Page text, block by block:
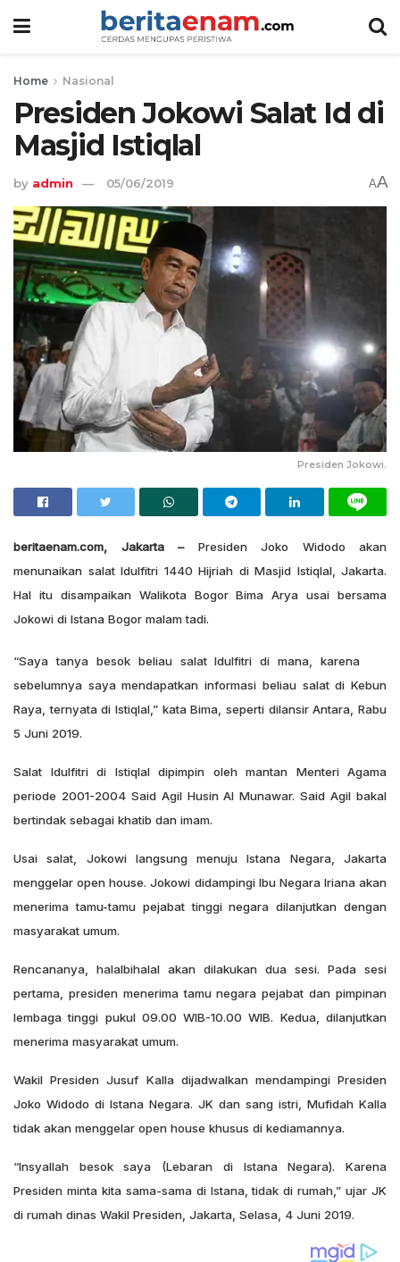
Home Nasional
Presiden Jokowi Salat Id di
Masjid Istiqlal
by admin 05/06/2019 AA
Presiden Jokowi.
beritaenam.com, Jakarta –Presiden Joko Widodo akan
menunaikan salat Idulfitri 1440 Hijriah di Masjid Istiqlal, Jakarta.
Hal itu disampaikan Walikota Bogor Bima Arya usai bersama
Jokowi di Istana Bogor malam tadi.
“Saya tanya besok beliau salat Idulfitri di mana, karena
sebelumnya saya mendapatkan informasi beliau salat di Kebun
Raya, ternyata di Istiqlal,” kata Bima, seperti dilansir Antara, Rabu
5 Juni 2019.
Salat Idulfitri di Istiqlal dipimpin oleh mantan Menteri Agama
periode 2001-2004 Said Agil Husin Al Munawar. Said Agil bakal
bertindak sebagai khatib dan imam.
Usai salat, Jokowi langsung menuju Istana Negara, Jakarta
menggelar open house. Jokowi didampingi Ibu Negara Iriana akan
menerima tamu-tamu pejabat tinggi negara dilanjutkan dengan
masyarakat umum.
Rencananya, halalbihalal akan dilakukan dua sesi. Pada sesi
pertama, presiden menerima tamu negara pejabat dan pimpinan
lembaga tinggi pukul 09.00 WIB-10.00 WIB. Kedua, dilanjutkan
menerima masyarakat umum.
Wakil Presiden Jusuf Kalla dijadwalkan mendampingi Presiden
Joko Widodo di Istana Negara. JK dan sang istri, Mufidah Kalla
tidak akan menggelar open house khusus di kediamannya.
“Insyallah besok saya (Lebaran di Istana Negara). Karena
Presiden minta kita sama-sama di Istana, tidak di rumah,” ujar JK
di rumah dinas Wakil Presiden, Jakarta, Selasa, 4 Juni 2019.